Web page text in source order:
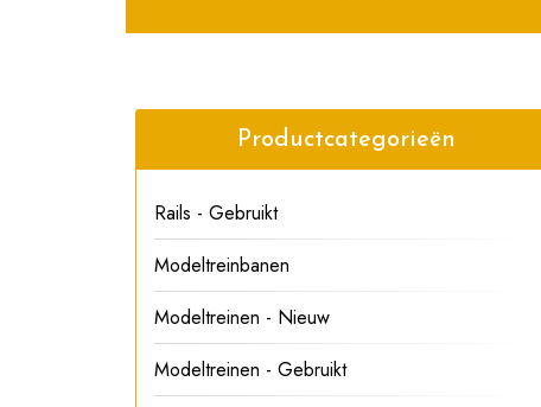
Productcategorieën
Rails - Gebruikt
Modeltreinbanen
Modeltreinen - Nieuw
Modeltreinen - Gebruikt